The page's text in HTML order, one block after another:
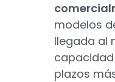
modelos
llegada al
plazos